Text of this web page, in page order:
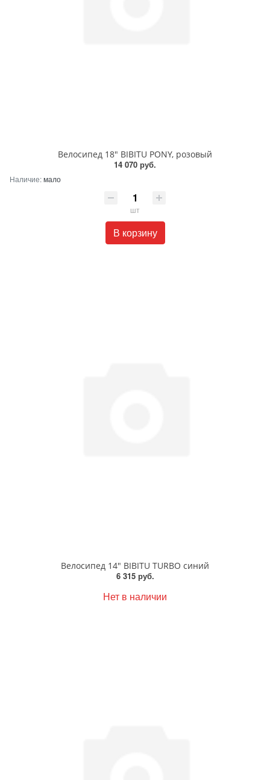
Велосипед 18" BIBITU PONY, розовый
14 070 руб.
Наличие:мало
шт
В корзину
Велосипед 14" BIBITU TURBO синий
6 315 руб.
Нет в наличии